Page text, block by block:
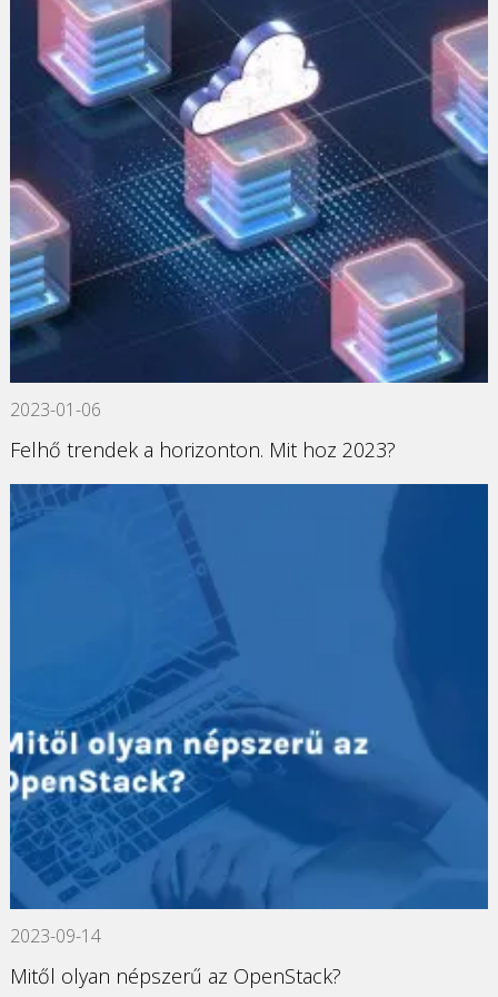
2023-01-06
Felhő trendek a horizonton. Mit hoz 2023?
2023-09-14
Mitől olyan népszerű az OpenStack?